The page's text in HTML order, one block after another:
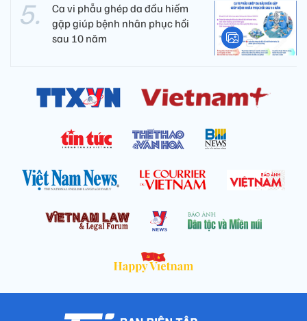
Ca vi phẫu ghép da đầu hiếm
gặp giúp bệnh nhân phục hồi
sau 10 năm